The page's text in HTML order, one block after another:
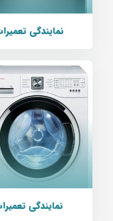
نمایندگی
نمایندگی